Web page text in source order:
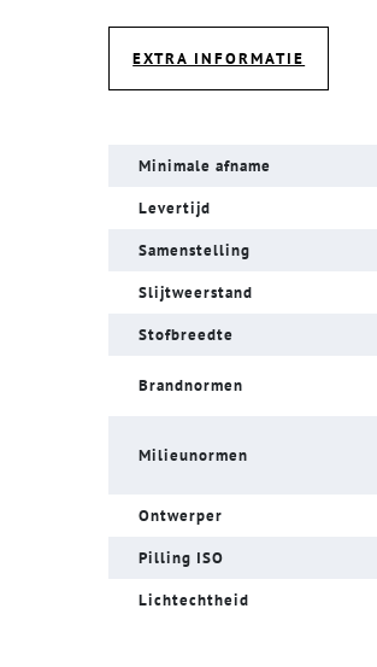
EXTRA INFORMATIE
Minimale afname
Levertijd
Samenstelling
Slijtweerstand
Stofbreedte
Brandnormen
Milieunormen
Ontwerper
Pilling ISO
Lichtechtheid